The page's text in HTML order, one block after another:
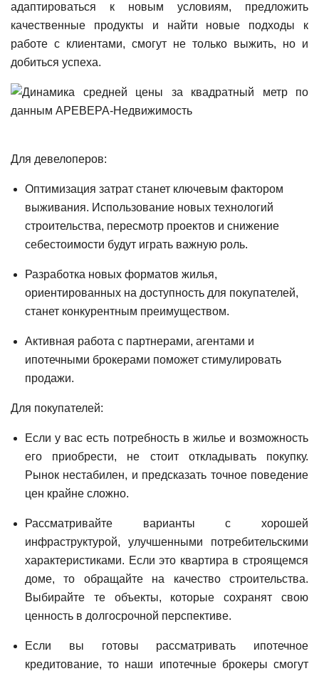
адаптироваться к новым условиям, предложить
качественные продукты и найти новые подходы к
работе с клиентами, смогут не только выжить, но и
добиться успеха.
Для девелоперов:
Оптимизация затрат станет ключевым фактором
выживания. Использование новых технологий
строительства, пересмотр проектов и снижение
себестоимости будут играть важную роль.
Разработка новых форматов жилья,
ориентированных на доступность для покупателей,
станет конкурентным преимуществом.
Активная работа с партнерами, агентами и
ипотечными брокерами поможет стимулировать
продажи.
Для покупателей:
Если у вас есть потребность в жилье и возможность
его приобрести, не стоит откладывать покупку.
Рынок нестабилен, и предсказать точное поведение
цен крайне сложно.
Рассматривайте варианты с хорошей
инфраструктурой, улучшенными потребительскими
характеристиками. Если это квартира в строящемся
доме, то обращайте на качество строительства.
Выбирайте те объекты, которые сохранят свою
ценность в долгосрочной перспективе.
Если вы готовы рассматривать ипотечное
кредитование, то наши ипотечные брокеры смогут